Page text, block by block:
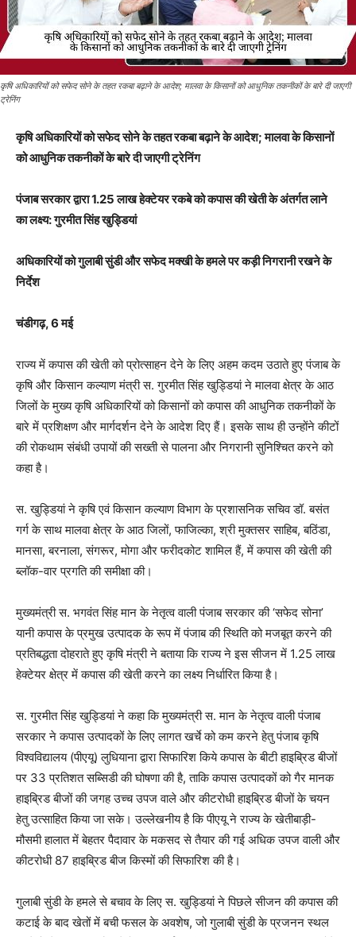
कृषि अधिकारियों को सफेद सोने के तहत रकबा बढ़ाने के आदेश; मालवा के किसानों को आधुनिक तकनीकों के बारे दी जाएगी
ट्रेनिंग
कृषि अधिकारियों को सफेद सोने के तहत रकबा बढ़ाने के आदेश; मालवा के किसानों
को आधुनिक तकनीकों के बारे दी जाएगी ट्रेनिंग
पंजाब सरकार द्वारा 1.25 लाख हेक्टेयर रकबे को कपास की खेती के अंतर्गत लाने
का लक्ष्य: गुरमीत सिंह खुड्डियां
अधिकारियों को गुलाबी सुंडी और सफेद मक्खी के हमले पर कड़ी निगरानी रखने के
निर्देश
चंडीगढ़, 6 मई
राज्य में कपास की खेती को प्रोत्साहन देने के लिए अहम कदम उठाते हुए पंजाब के
कृषि और किसान कल्याण मंत्री स. गुरमीत सिंह खुड्डियां ने मालवा क्षेत्र के आठ
जिलों के मुख्य कृषि अधिकारियों को किसानों को कपास की आधुनिक तकनीकों के
बारे में प्रशिक्षण और मार्गदर्शन देने के आदेश दिए हैं। इसके साथ ही उन्होंने कीटों
की रोकथाम संबंधी उपायों की सख्ती से पालना और निगरानी सुनिश्चित करने को
कहा है।
स. खुड्डियां ने कृषि एवं किसान कल्याण विभाग के प्रशासनिक सचिव डॉ. बसंत
गर्ग के साथ मालवा क्षेत्र के आठ जिलों, फाजिल्का, श्री मुक्तसर साहिब, बठिंडा,
मानसा, बरनाला, संगरूर, मोगा और फरीदकोट शामिल हैं, में कपास की खेती की
ब्लॉक-वार प्रगति की समीक्षा की।
मुख्यमंत्री स. भगवंत सिंह मान के नेतृत्व वाली पंजाब सरकार की ‘सफेद सोना’
यानी कपास के प्रमुख उत्पादक के रूप में पंजाब की स्थिति को मजबूत करने की
प्रतिबद्धता दोहराते हुए कृषि मंत्री ने बताया कि राज्य ने इस सीजन में 1.25 लाख
हेक्टेयर क्षेत्र में कपास की खेती करने का लक्ष्य निर्धारित किया है।
स. गुरमीत सिंह खुड्डियां ने कहा कि मुख्यमंत्री स. मान के नेतृत्व वाली पंजाब
सरकार ने कपास उत्पादकों के लिए लागत खर्चे को कम करने हेतु पंजाब कृषि
विश्वविद्यालय (पीएयू) लुधियाना द्वारा सिफारिश किये कपास के बीटी हाइब्रिड बीजों
पर 33 प्रतिशत सब्सिडी की घोषणा की है, ताकि कपास उत्पादकों को गैर मानक
हाइब्रिड बीजों की जगह उच्च उपज वाले और कीटरोधी हाइब्रिड बीजों के चयन
हेतु उत्साहित किया जा सके। उल्लेखनीय है कि पीएयू ने राज्य के खेतीबाड़ी-
मौसमी हालात में बेहतर पैदावार के मकसद से तैयार की गई अधिक उपज वाली और
कीटरोधी 87 हाइब्रिड बीज किस्मों की सिफारिश की है।
गुलाबी सुंडी के हमले से बचाव के लिए स. खुड्डियां ने पिछले सीजन की कपास की
कटाई के बाद खेतों में बची फसल के अवशेष, जो गुलाबी सुंडी के प्रजनन स्थल